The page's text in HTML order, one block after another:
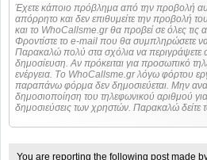
Έχετε κάποιο πρόβλημα από την προβολή
απόρρητο και δεν επιθυμείτε την
και το WhoCallsme.gr θα προβεί σε όλες τις
Φροντίστε το e-mail που θα συμπληρώσετε να
Παρακαλώ πολύ στα σχόλια να περιγράψετε
δημοσίευση. Αν πρόκειται για προσωπικό τηλέφωνο απαιτείται η ταυτοποίηση των στοιχείων πριν από οποιοδήποτε
ενέργεια. Τo WhoCallsme.gr λόγω φόρτου
παραπάνω φόρμα δεν δημοσιεύεται. Μην
δημοσιοποίηση του τηλεφωνικού αριθμού
δημοσιεύσεις των χρηστών. Παρακαλώ δείτε
You are reporting the following post made